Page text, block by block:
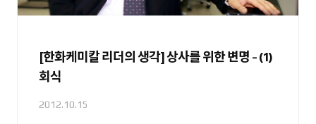
[한화케미칼 리더의 생각] 상사를 위한 변명 - (1)
회식
2012.10.15